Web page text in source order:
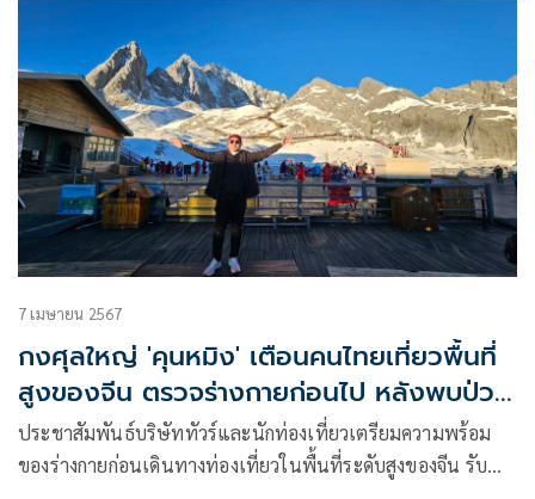
ญี่ปุ่นประจำประเทศไทยมาพูดคุย
7 เมษายน 2567
กงศุลใหญ่ 'คุนหมิง' เตือนคนไทยเที่ยวพื้นที่
สูงของจีน ตรวจร่างกายก่อนไป หลังพบป่วย
พุ่ง
ประชาสัมพันธ์บริษัททัวร์และนักท่องเที่ยวเตรียมความพร้อม
ของร่างกายก่อนเดินทางท่องเที่ยวในพื้นที่ระดับสูงของจีน รับ